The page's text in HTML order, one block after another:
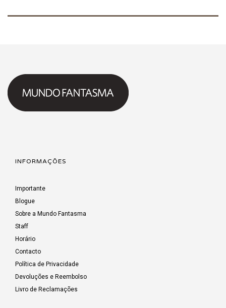
INFORMAÇÕES
Importante
Blogue
Sobre a Mundo Fantasma
Staff
Horário
Contacto
Política de Privacidade
Devoluções e Reembolso
Livro de Reclamações